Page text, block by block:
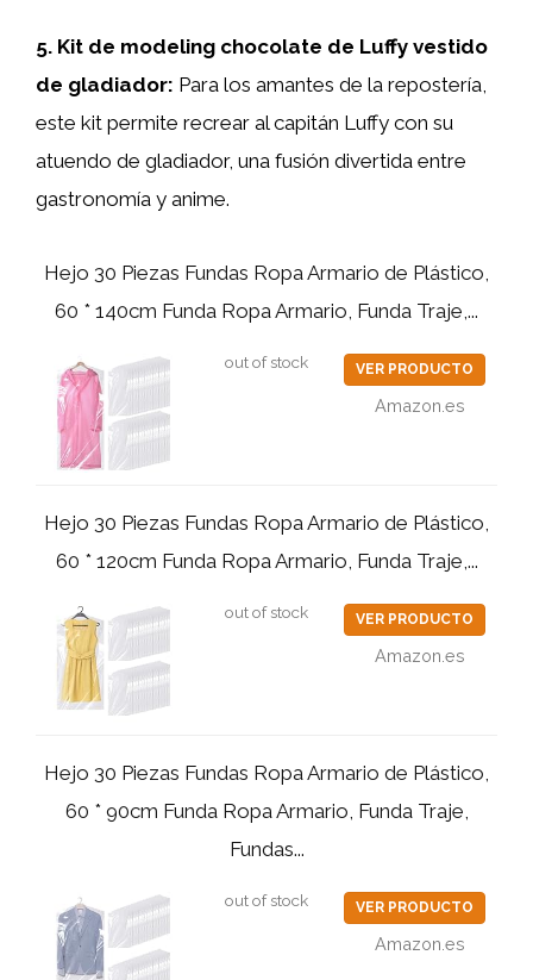
5. Kit de modeling chocolate de Luffy vestido
de gladiador: Para los amantes de la repostería,
este kit permite recrear al capitán Luffy con su
atuendo de gladiador, una fusión divertida entre
gastronomía y anime.
Hejo 30 Piezas Fundas Ropa Armario de Plástico,
60 * 140cm Funda Ropa Armario, Funda Traje,...
out of stock VER PRODUCTO
Amazon.es
Hejo 30 Piezas Fundas Ropa Armario de Plástico,
60 * 120cm Funda Ropa Armario, Funda Traje,...
out of stock VER PRODUCTO
Amazon.es
Hejo 30 Piezas Fundas Ropa Armario de Plástico,
60 * 90cm Funda Ropa Armario, Funda Traje,
Fundas...
out of stock VER PRODUCTO
Amazon.es